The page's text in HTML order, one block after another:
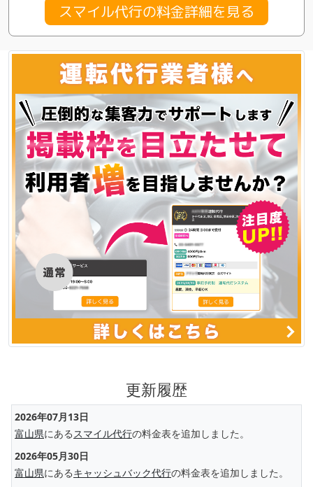
スマイル代行の料金詳細を見る
更新履歴
2026年07月13日
富山県にある スマイル代行の料金表を追加しました。
2026年05月30日
富山県にあるキャッシュバック代行の料金表を追加しました。